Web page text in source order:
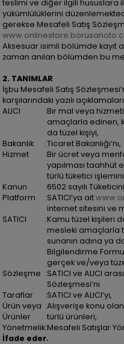
teslimi ve diğer ilgili hususlara
yükümlülüklerini
gerekse Mesafeli Satış
Aksesuar isimli bölümde kayıt
zaman anılan bölümden bu
2. TANIMLAR
İşbu Mesafeli Satış
karşılarındaki yazılı
ALICI
:Bir mal veya
amaçlarla edinen,
da tüzel kişiyi,
Bakanlık
:Ticaret Bakanlığı’nı,
Hizmet
:Bir ücret veya
yapılması taahhüt
türlü tüketici
Kanun
:6502 sayılı
Platform
:SATICI’ya ait
internet sitesini ve
SATICI
:Kamu tüzel kişileri
mesleki amaçlarla
sunanın adına ya
Bilgilendirme
gerçek ve/veya
Sözleşme :SATICI ve ALICI
Sözleşmesi’ni
Taraflar
:SATICI ve ALICI’yı,
Ürün veya
Ürünler
:Alışverişe konu
türlü ürünleri,
Yönetmelik:Mesafeli Satışlar
İfade eder.